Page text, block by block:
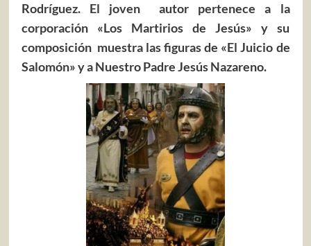
Rodríguez. El joven autor pertenece a la
corporación «Los Martirios de Jesús» y su
composición muestra las figuras de «El Juicio de
Salomón» y a Nuestro Padre Jesús Nazareno.